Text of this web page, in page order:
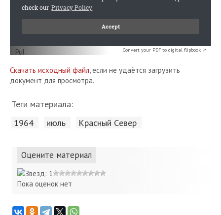
Convert your PDF to digital flipbook ↗
Скачать исходный файл, если не удаётся загрузить
документ для просмотра.
Теги материала:
1964 июль Красный Cевер
Оцените материал
Пока оценок нет